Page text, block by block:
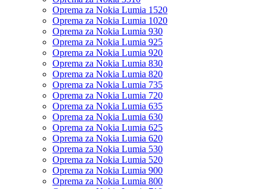
Oprema za Nokia Lumia 1520
Oprema za Nokia Lumia 1020
Oprema za Nokia Lumia 930
Oprema za Nokia Lumia 925
Oprema za Nokia Lumia 920
Oprema za Nokia Lumia 830
Oprema za Nokia Lumia 820
Oprema za Nokia Lumia 735
Oprema za Nokia Lumia 720
Oprema za Nokia Lumia 635
Oprema za Nokia Lumia 630
Oprema za Nokia Lumia 625
Oprema za Nokia Lumia 620
Oprema za Nokia Lumia 530
Oprema za Nokia Lumia 520
Oprema za Nokia Lumia 900
Oprema za Nokia Lumia 800